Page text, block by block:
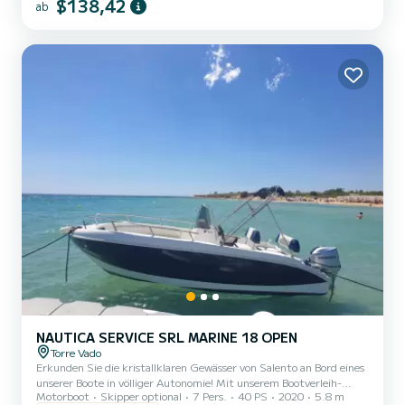
der komfortabelsten Modelle machen. Das Boot ist mit allen
ab $138,42
NAUTICA SERVICE SRL MARINE 18 OPEN
Torre Vado
Erkunden Sie die kristallklaren Gewässer von Salento an Bord eines
unserer Boote in völliger Autonomie! Mit unserem Bootverleih-
Service in Torre Vado haben Sie die Möglichkeit, ein einzigartiges
Motorboot Skipper optional 7 Pers. 40 PS 2020
5.8 m